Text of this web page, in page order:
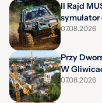
II Rajd
symulator
07.08.2026
Przy
W
07.08.2026